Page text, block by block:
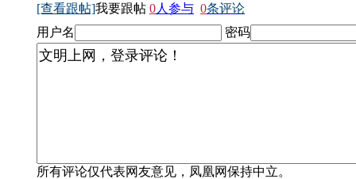
[查看跟帖]我要跟帖 0人参与 0条评论
用户名
密码
所有评论仅代表网友意见，凤凰网保持中立。